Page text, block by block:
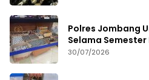
Polres Jombang
Selama Semester
Diamankan
30/07/2026